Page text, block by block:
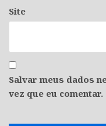
Site
Salvar meus dados
vez que eu comentar.